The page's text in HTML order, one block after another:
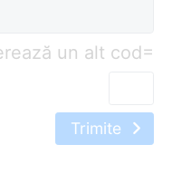
=
Trimite